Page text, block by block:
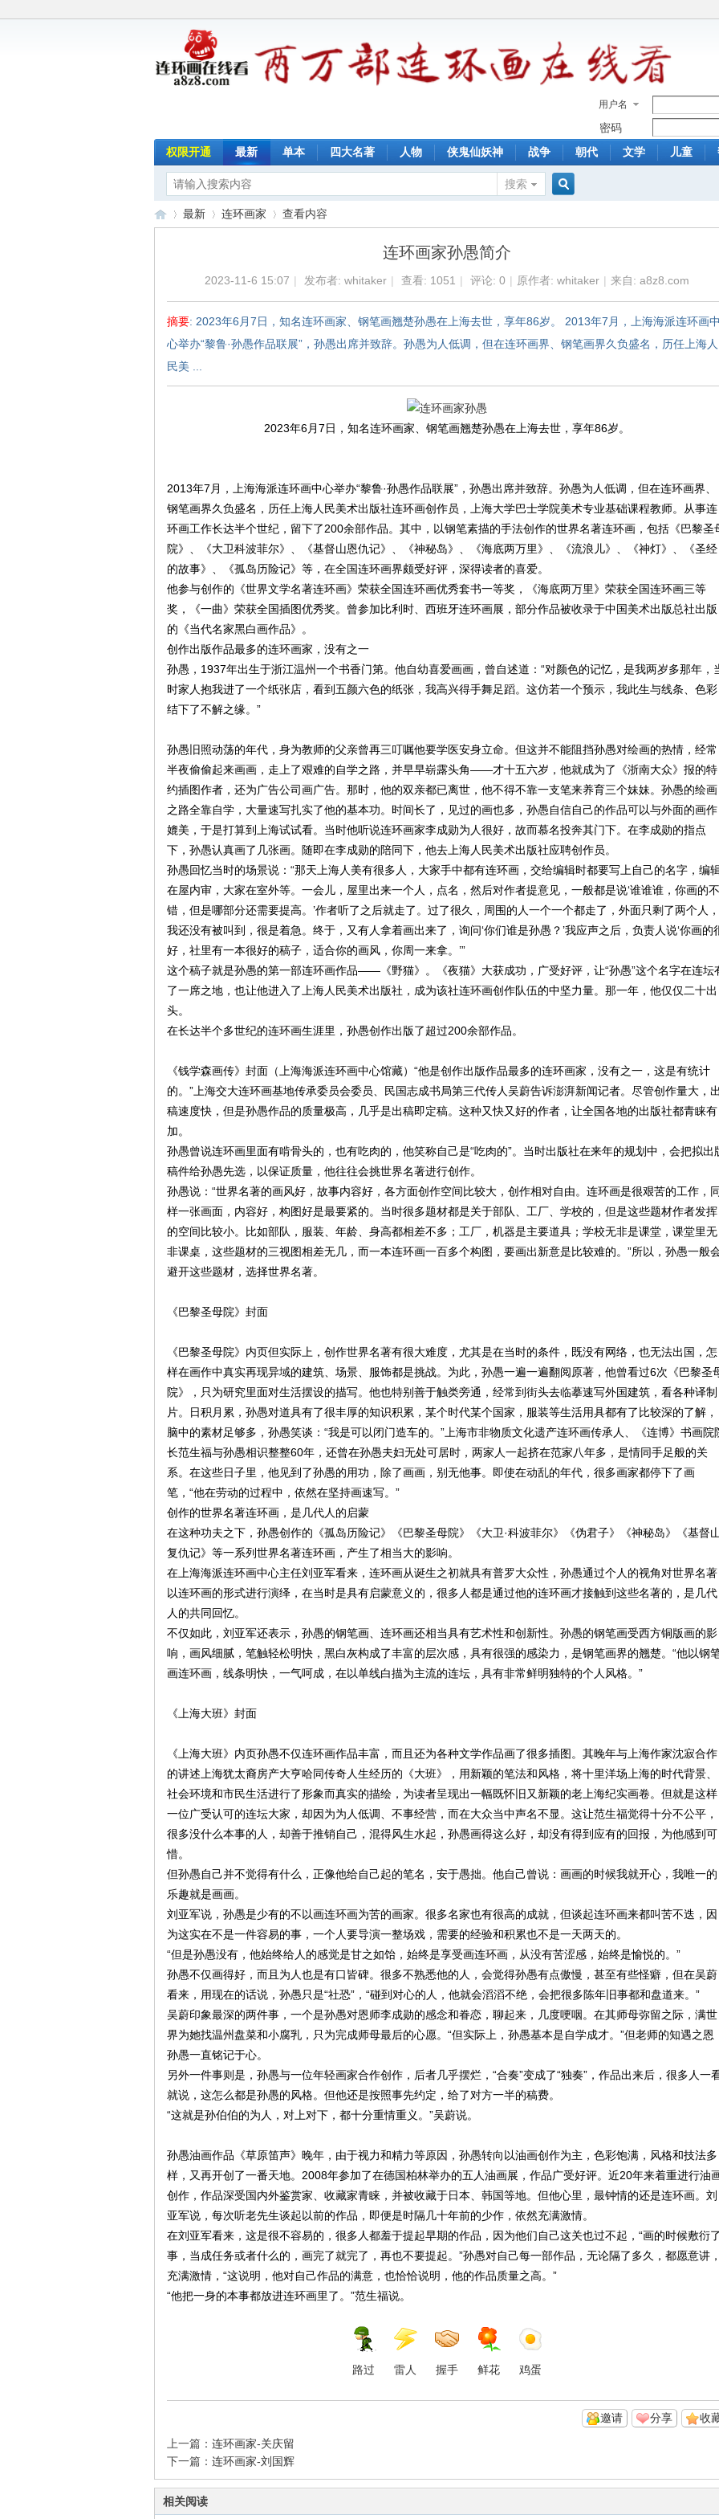
用户名
密码
权限开通
最新 单本 四大名著 人物 侠鬼仙妖神 战争 朝代 文学 儿童
搜索
索
最新
›
连环画家
›
查看内容
连环画家孙愚简介
2023-11-6 15:07 | 发布者: whitaker | 查看: 1051 | 评论: 0 | 原作者: whitaker | 来自: a8z8.com
摘要: 2023年6月7日，知名连环画家、钢笔画翘楚孙愚在上海去世，享年86岁。 2013年7月，上海海派连环画
心举办“黎鲁·孙愚作品联展”，孙愚出席并致辞。孙愚为人低调，但在连环画界、钢笔画界久负盛名，历任上海人
民美 ...
2023年6月7日，知名连环画家、钢笔画翘楚孙愚在上海去世，享年86岁。
2013年7月，上海海派连环画中心举办“黎鲁·孙愚作品联展”，孙愚出席并致辞。孙愚为人低调，但在连环画界、
钢笔画界久负盛名，历任上海人民美术出版社连环画创作员，上海大学巴士学院美术专业基础课程教师。从事连
环画工作长达半个世纪，留下了200余部作品。其中，以钢笔素描的手法创作的世界名著连环画，包括《巴黎圣
院》、《大卫科波菲尔》、《基督山恩仇记》、《神秘岛》、《海底两万里》、《流浪儿》、《神灯》、《圣经
的故事》、《孤岛历险记》等，在全国连环画界颇受好评，深得读者的喜爱。
他参与创作的《世界文学名著连环画》荣获全国连环画优秀套书一等奖，《海底两万里》荣获全国连环画三等
奖，《一曲》荣获全国插图优秀奖。曾参加比利时、西班牙连环画展，部分作品被收录于中国美术出版总社出版
的《当代名家黑白画作品》。
创作出版作品最多的连环画家，没有之一
孙愚，1937年出生于浙江温州一个书香门第。他自幼喜爱画画，曾自述道：“对颜色的记忆，是我两岁多那年，
时家人抱我进了一个纸张店，看到五颜六色的纸张，我高兴得手舞足蹈。这仿若一个预示，我此生与线条、色彩
结下了不解之缘。”
孙愚旧照动荡的年代，身为教师的父亲曾再三叮嘱他要学医安身立命。但这并不能阻挡孙愚对绘画的热情，经常
半夜偷偷起来画画，走上了艰难的自学之路，并早早崭露头角——才十五六岁，他就成为了《浙南大众》报的特
约插图作者，还为广告公司画广告。那时，他的双亲都已离世，他不得不靠一支笔来养育三个妹妹。孙愚的绘画
之路全靠自学，大量速写扎实了他的基本功。时间长了，见过的画也多，孙愚自信自己的作品可以与外面的画作
媲美，于是打算到上海试试看。当时他听说连环画家李成勋为人很好，故而慕名投奔其门下。在李成勋的指点
下，孙愚认真画了几张画。随即在李成勋的陪同下，他去上海人民美术出版社应聘创作员。
孙愚回忆当时的场景说：“那天上海人美有很多人，大家手中都有连环画，交给编辑时都要写上自己的名字，编
在屋内审，大家在室外等。一会儿，屋里出来一个人，点名，然后对作者提意见，一般都是说‘谁谁谁，你画的不
错，但是哪部分还需要提高。’作者听了之后就走了。过了很久，周围的人一个一个都走了，外面只剩了两个人，
我还没有被叫到，很是着急。终于，又有人拿着画出来了，询问‘你们谁是孙愚？’我应声之后，负责人说‘你画的
好，社里有一本很好的稿子，适合你的画风，你周一来拿。’”
这个稿子就是孙愚的第一部连环画作品——《野猫》。《夜猫》大获成功，广受好评，让“孙愚”这个名字在连坛
了一席之地，也让他进入了上海人民美术出版社，成为该社连环画创作队伍的中坚力量。那一年，他仅仅二十出
头。
在长达半个多世纪的连环画生涯里，孙愚创作出版了超过200余部作品。
《钱学森画传》封面（上海海派连环画中心馆藏）“他是创作出版作品最多的连环画家，没有之一，这是有统计
的。”上海交大连环画基地传承委员会委员、民国志成书局第三代传人吴蔚告诉澎湃新闻记者。尽管创作量大，
稿速度快，但是孙愚作品的质量极高，几乎是出稿即定稿。这种又快又好的作者，让全国各地的出版社都青睐有
加。
孙愚曾说连环画里面有啃骨头的，也有吃肉的，他笑称自己是“吃肉的”。当时出版社在来年的规划中，会把拟出
稿件给孙愚先选，以保证质量，他往往会挑世界名著进行创作。
孙愚说：“世界名著的画风好，故事内容好，各方面创作空间比较大，创作相对自由。连环画是很艰苦的工作，
样一张画面，内容好，构图好是最要紧的。当时很多题材都是关于部队、工厂、学校的，但是这些题材作者发挥
的空间比较小。比如部队，服装、年龄、身高都相差不多；工厂，机器是主要道具；学校无非是课堂，课堂里无
非课桌，这些题材的三视图相差无几，而一本连环画一百多个构图，要画出新意是比较难的。”所以，孙愚一般
避开这些题材，选择世界名著。
《巴黎圣母院》封面
《巴黎圣母院》内页但实际上，创作世界名著有很大难度，尤其是在当时的条件，既没有网络，也无法出国，怎
样在画作中真实再现异域的建筑、场景、服饰都是挑战。为此，孙愚一遍一遍翻阅原著，他曾看过6次《巴黎圣
院》，只为研究里面对生活摆设的描写。他也特别善于触类旁通，经常到街头去临摹速写外国建筑，看各种译制
片。日积月累，孙愚对道具有了很丰厚的知识积累，某个时代某个国家，服装等生活用具都有了比较深的了解，
脑中的素材足够多，孙愚笑谈：“我是可以闭门造车的。”上海市非物质文化遗产连环画传承人、《连博》书画院
长范生福与孙愚相识整整60年，还曾在孙愚夫妇无处可居时，两家人一起挤在范家八年多，是情同手足般的关
系。在这些日子里，他见到了孙愚的用功，除了画画，别无他事。即使在动乱的年代，很多画家都停下了画
笔，“他在劳动的过程中，依然在坚持画速写。”
创作的世界名著连环画，是几代人的启蒙
在这种功夫之下，孙愚创作的《孤岛历险记》《巴黎圣母院》《大卫·科波菲尔》《伪君子》《神秘岛》《基督
复仇记》等一系列世界名著连环画，产生了相当大的影响。
在上海海派连环画中心主任刘亚军看来，连环画从诞生之初就具有普罗大众性，孙愚通过个人的视角对世界名著
以连环画的形式进行演绎，在当时是具有启蒙意义的，很多人都是通过他的连环画才接触到这些名著的，是几代
人的共同回忆。
不仅如此，刘亚军还表示，孙愚的钢笔画、连环画还相当具有艺术性和创新性。孙愚的钢笔画受西方铜版画的影
响，画风细腻，笔触轻松明快，黑白灰构成了丰富的层次感，具有很强的感染力，是钢笔画界的翘楚。“他以钢
画连环画，线条明快，一气呵成，在以单线白描为主流的连坛，具有非常鲜明独特的个人风格。”
《上海大班》封面
《上海大班》内页孙愚不仅连环画作品丰富，而且还为各种文学作品画了很多插图。其晚年与上海作家沈寂合作
的讲述上海犹太裔房产大亨哈同传奇人生经历的《大班》，用新颖的笔法和风格，将十里洋场上海的时代背景、
社会环境和市民生活进行了形象而真实的描绘，为读者呈现出一幅既怀旧又新颖的老上海纪实画卷。但就是这样
一位广受认可的连坛大家，却因为为人低调、不事经营，而在大众当中声名不显。这让范生福觉得十分不公平，
很多没什么本事的人，却善于推销自己，混得风生水起，孙愚画得这么好，却没有得到应有的回报，为他感到可
惜。
但孙愚自己并不觉得有什么，正像他给自己起的笔名，安于愚拙。他自己曾说：画画的时候我就开心，我唯一的
乐趣就是画画。
刘亚军说，孙愚是少有的不以画连环画为苦的画家。很多名家也有很高的成就，但谈起连环画来都叫苦不迭，因
为这实在不是一件容易的事，一个人要导演一整场戏，需要的经验和积累也不是一天两天的。
“但是孙愚没有，他始终给人的感觉是甘之如饴，始终是享受画连环画，从没有苦涩感，始终是愉悦的。”
孙愚不仅画得好，而且为人也是有口皆碑。很多不熟悉他的人，会觉得孙愚有点傲慢，甚至有些怪癖，但在吴蔚
看来，用现在的话说，孙愚只是“社恐”，“碰到对心的人，他就会滔滔不绝，会把很多陈年旧事都和盘道来。”
吴蔚印象最深的两件事，一个是孙愚对恩师李成勋的感念和眷恋，聊起来，几度哽咽。在其师母弥留之际，满世
界为她找温州盘菜和小腐乳，只为完成师母最后的心愿。“但实际上，孙愚基本是自学成才。”但老师的知遇之恩
孙愚一直铭记于心。
另外一件事则是，孙愚与一位年轻画家合作创作，后者几乎摆烂，“合奏”变成了“独奏”，作品出来后，很多人一
就说，这怎么都是孙愚的风格。但他还是按照事先约定，给了对方一半的稿费。
“这就是孙伯伯的为人，对上对下，都十分重情重义。”吴蔚说。
孙愚油画作品《草原笛声》晚年，由于视力和精力等原因，孙愚转向以油画创作为主，色彩饱满，风格和技法多
样，又再开创了一番天地。2008年参加了在德国柏林举办的五人油画展，作品广受好评。近20年来着重进行油
创作，作品深受国内外鉴赏家、收藏家青睐，并被收藏于日本、韩国等地。但他心里，最钟情的还是连环画。刘
亚军说，每次听老先生谈起以前的作品，即便是时隔几十年前的少作，依然充满激情。
在刘亚军看来，这是很不容易的，很多人都羞于提起早期的作品，因为他们自己这关也过不起，“画的时候敷衍
事，当成任务或者什么的，画完了就完了，再也不要提起。”孙愚对自己每一部作品，无论隔了多久，都愿意讲
充满激情，“这说明，他对自己作品的满意，也恰恰说明，他的作品质量之高。”
“他把一身的本事都放进连环画里了。”范生福说。
路过 雷人 握手 鲜花 鸡蛋
收
分享
邀请
上一篇： 连环画家-关庆留
下一篇： 连环画家-刘国辉
相关阅读